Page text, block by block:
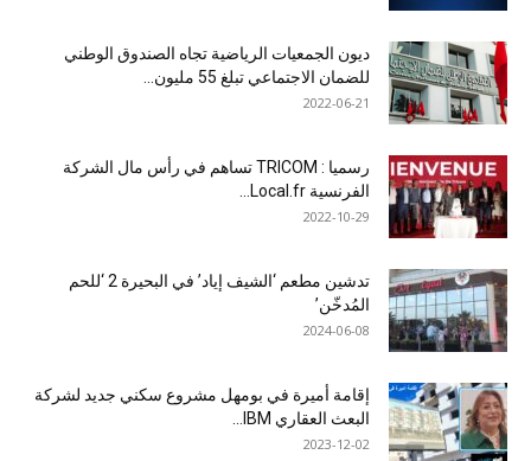
ديون الجمعيات الرياضية تجاه الصندوق الوطني
للضمان الاجتماعي تبلغ 55 مليون...
2022-06-21
رسميا : TRICOM تساهم في رأس مال الشركة
الفرنسية Local.fr...
2022-10-29
تدشين مطعم ‘الشيف إياد’ في البحيرة 2 ‘للحم
المُدخّن’
2024-06-08
إقامة أميرة في بومهل مشروع سكني جديد لشركة
البعث العقاري IBM...
2023-12-02